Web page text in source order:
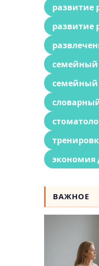
развитие
развитие
семейный
семейный
экономия
ВАЖНОЕ